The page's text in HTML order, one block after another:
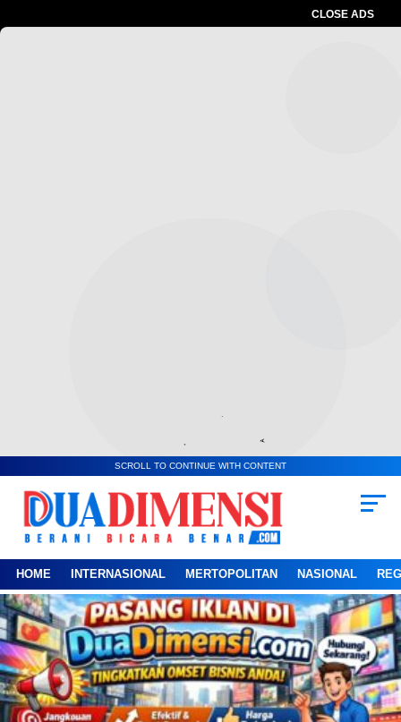
CLOSE ADS
SCROLL TO CONTINUE WITH CONTENT
HOME INTERNASIONAL MERTOPOLITAN NASIONAL